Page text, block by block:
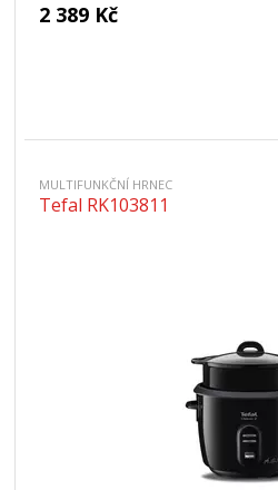
2 389 Kč
MULTIFUNKČNÍ HRNEC
Tefal RK103811